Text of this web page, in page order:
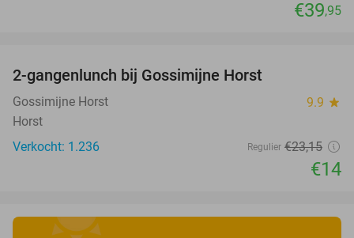
€39,95
2-gangenlunch bij Gossimijne Horst
Gossimijne Horst 9.9 star
Horst
Verkocht: 1.236
Regulier €23,15
€14